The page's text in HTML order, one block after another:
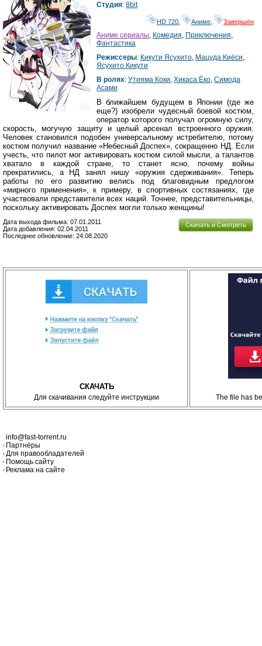
Студия: 8bit
HD 720 Аниме Завершён
Аниме сериалы, Комедия, Приключения,
Фантастика
Режиссеры: Кикути Ясухито, Мацуда Киёси,
Ясухито Кикути
В ролях: Утияма Коки, Хикаса Ёко, Симода
Асами
В ближайшем будущем в Японии (где же
еще?) изобрели чудесный боевой костюм,
оператор которого получал огромную силу,
скорость, могучую защиту и целый арсенал встроенного оружия.
Человек становился подобен универсальному истребителю, потому
костюм получил название «Небесный Доспех», сокращенно НД. Если
учесть, что пилот мог активировать костюм силой мысли, а талантов
хватало в каждой стране, то станет ясно, почему войны
прекратились, а НД занял нишу «оружия сдерживания». Теперь
работы по его развитию велись под благовидным предлогом
«мирного применения», к примеру, в спортивных состязаниях, где
участвовали представители всех наций. Точнее, представительницы,
поскольку активировать Доспех могли только женщины!
Скачать и Смотреть
Дата выхода фильма: 07.01.2011
Дата добавления: 02.04.2011
Последнее обновление: 24.08.2020
СКАЧАТЬ
Для скачивания следуйте инструкции The file has
info@fast-torrent.ru
Партнёры
Для правообладателей
Помощь сайту
Реклама на сайте